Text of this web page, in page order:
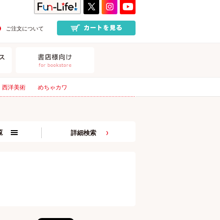
ご注文について
西洋美術 めちゃカワ
詳細検索